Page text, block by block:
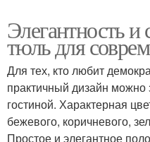
Элегантность
тюль для
Для тех, кто любит
практичный дизайн можно
гостиной. Характерная
бежевого, коричневого,
Простое и элегантное